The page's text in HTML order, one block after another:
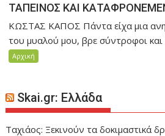
ΤΑΠΕΙΝΟΣ ΚΑΙ
ΚΩΣΤΑΣ ΚΑΠΟΣ Πάντα είχα μια
του μυαλού μου, βρε σύντροφοι και
Αρχική
Skai.gr: Ελλάδα
Ταχιάος: Ξεκινούν τα δοκιμαστικά